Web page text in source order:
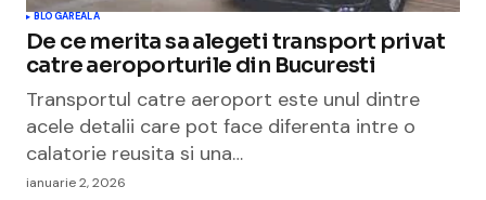
BLOGAREALA
De ce merita sa alegeti transport privat
catre aeroporturile din Bucuresti
Transportul catre aeroport este unul dintre
acele detalii care pot face diferenta intre o
calatorie reusita si una…
ianuarie 2, 2026